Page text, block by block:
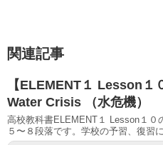
関連記事
【ELEMENT１ Lesson１
Water Crisis （水危機）
高校教科書ELEMENT１ Lesson１０
５〜８段落です。学校の予習、復習